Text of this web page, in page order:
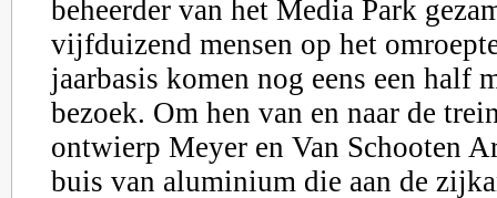
beheerder van het Media Park
vijfduizend mensen op het
jaarbasis komen nog eens een half
bezoek. Om hen van en naar de
ontwierp Meyer en Van Schooten
buis van aluminium die aan de